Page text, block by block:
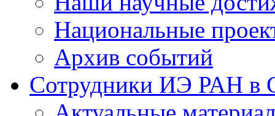
Национальные
Архив событий
Сотрудники ИЭ РАН